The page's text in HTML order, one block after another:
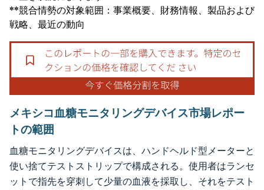
**競合情勢の対象範囲：事業概要、財務情報、製品および
戦略、最近の動向
メキシコ血糖モニタリングデバイス市場レポー
トの範囲
血糖モニタリングデバイスは、ハンドヘルド型メーターと
使い捨てテストストリップで構成される。使用者はランセ
ットで指先を穿刺して少量の血液を採取し、それをテスト